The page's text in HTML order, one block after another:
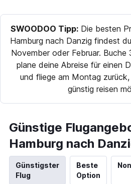
SWOODOO Tipp: Die besten
Hamburg nach Danzig findest
November oder Februar. Buche
plane deine Abreise für einen
und fliege am Montag
günstig reisen
Günstige
Hamburg nach
Günstigster
Flug
Beste
Option